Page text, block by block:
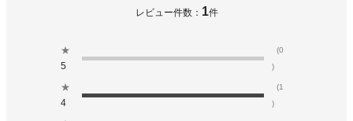
レビュー件数： 1件
★
5
(0
)
★
4
(1
)